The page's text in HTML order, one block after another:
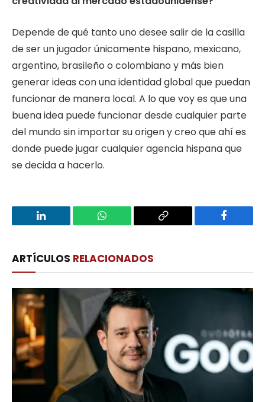
Depende de qué tanto uno desee salir de la casilla
de ser un jugador únicamente hispano, mexicano,
argentino, brasileño o colombiano y más bien
generar ideas con una identidad global que puedan
funcionar de manera local. A lo que voy es que una
buena idea puede funcionar desde cualquier parte
del mundo sin importar su origen y creo que ahí es
donde puede jugar cualquier agencia hispana que
se decida a hacerlo.
LinkedIn WhatsApp
Copy
Facebook
ARTÍCULOS RELACIONADOS